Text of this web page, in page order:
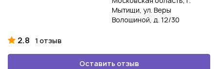
Мытищи, ул. Веры
Волошиной, д. 12/30
2.8 1 отзыв
Оставить отзыв